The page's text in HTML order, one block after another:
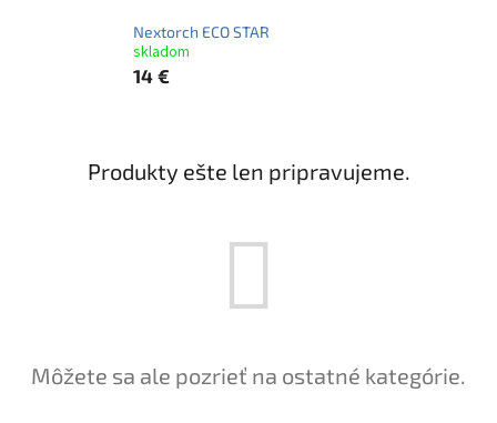
Nextorch ECO STAR
skladom
14 €
Produkty ešte len pripravujeme.
Môžete sa ale pozrieť na ostatné kategórie.